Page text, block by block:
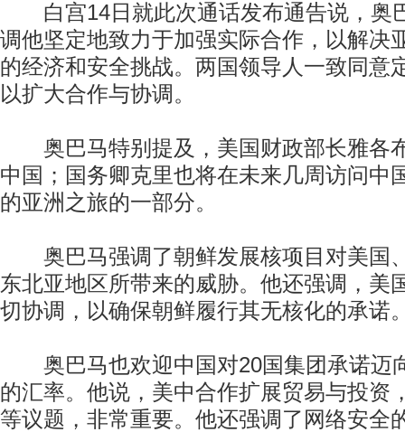
白宫14日就此次通话发布通告说，奥
调他坚定地致力于加强实际合作，以解决
的经济和安全挑战。两国领导人一致同意
以扩大合作与协调。
奥巴马特别提及，美国财政部长雅各
中国；国务卿克里也将在未来几周访问中
的亚洲之旅的一部分。
奥巴马强调了朝鲜发展核项目对美国
东北亚地区所带来的威胁。他还强调，美
切协调，以确保朝鲜履行其无核化的承诺
奥巴马也欢迎中国对20国集团承诺迈
的汇率。他说，美中合作扩展贸易与投资
等议题，非常重要。他还强调了网络安全